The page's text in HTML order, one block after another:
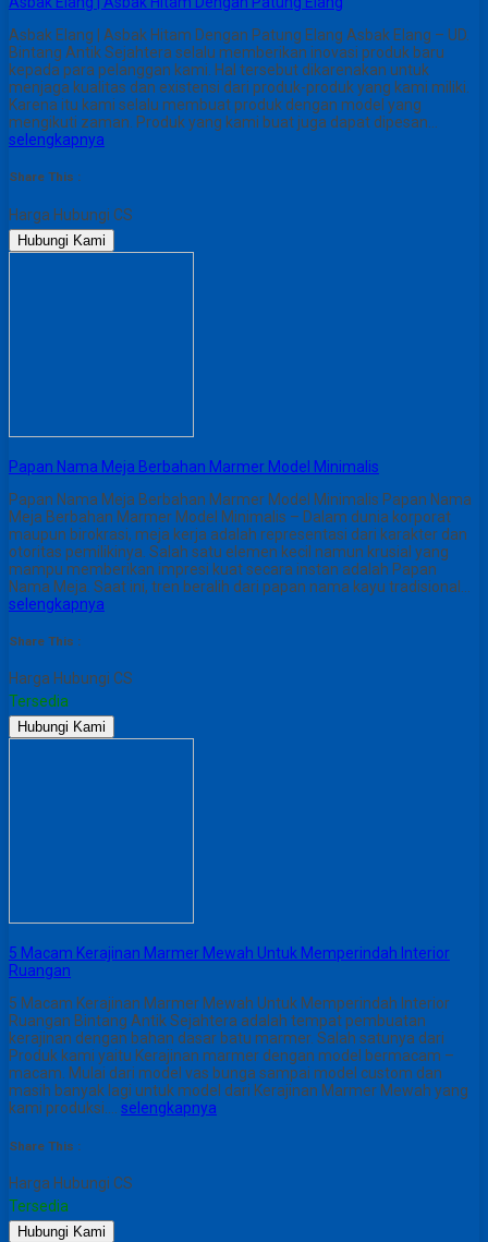
Asbak Elang | Asbak Hitam Dengan Patung Elang Asbak Elang – UD.
Bintang Antik Sejahtera selalu memberikan inovasi produk baru
kepada para pelanggan kami. Hal tersebut dikarenakan untuk
menjaga kualitas dan existensi dari produk-produk yang kami miliki.
Karena itu kami selalu membuat produk dengan model yang
mengikuti zaman. Produk yang kami buat juga dapat dipesan…
selengkapnya
Share This :
Harga Hubungi CS
Hubungi Kami
Papan Nama Meja Berbahan Marmer Model Minimalis
Papan Nama Meja Berbahan Marmer Model Minimalis Papan Nama
Meja Berbahan Marmer Model Minimalis – Dalam dunia korporat
maupun birokrasi, meja kerja adalah representasi dari karakter dan
otoritas pemilikinya. Salah satu elemen kecil namun krusial yang
mampu memberikan impresi kuat secara instan adalah Papan
Nama Meja. Saat ini, tren beralih dari papan nama kayu tradisional…
selengkapnya
Share This :
Harga Hubungi CS
Tersedia
Hubungi Kami
5 Macam Kerajinan Marmer Mewah Untuk Memperindah Interior
Ruangan
5 Macam Kerajinan Marmer Mewah Untuk Memperindah Interior
Ruangan Bintang Antik Sejahtera adalah tempat pembuatan
kerajinan dengan bahan dasar batu marmer. Salah satunya dari
Produk kami yaitu Kerajinan marmer dengan model bermacam –
macam. Mulai dari model vas bunga sampai model custom dan
masih banyak lagi untuk model dari Kerajinan Marmer Mewah yang
kami produksi…. selengkapnya
Share This :
Harga Hubungi CS
Tersedia
Hubungi Kami